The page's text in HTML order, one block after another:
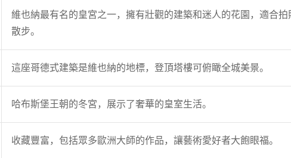
維也納最有名的皇宮之一，擁有壯觀的建築和迷人的花園，適合拍
散步。
這座哥德式建築是維也納的地標，登頂塔樓可俯瞰全城美景。
哈布斯堡王朝的冬宮，展示了奢華的皇室生活。
收藏豐富，包括眾多歐洲大師的作品，讓藝術愛好者大飽眼福。